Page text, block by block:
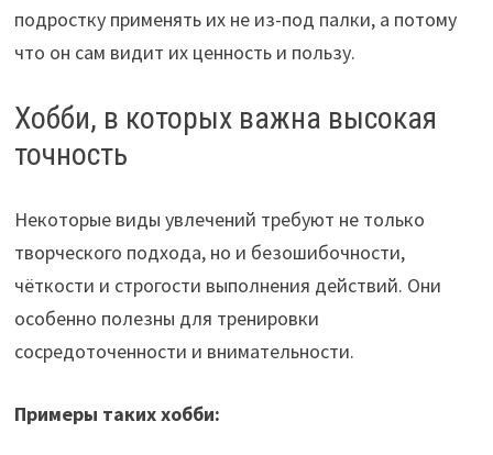
подростку применять их не из-под палки, а потому
что он сам видит их ценность и пользу.
Хобби, в которых важна высокая
точность
Некоторые виды увлечений требуют не только
творческого подхода, но и безошибочности,
чёткости и строгости выполнения действий. Они
особенно полезны для тренировки
сосредоточенности и внимательности.
Примеры таких хобби: